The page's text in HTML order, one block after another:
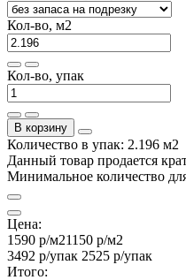
Кол-во, м2
Кол-во, упак
В корзину
Количество в упак: 2.196 м2
Данный товар продается
Минимальное количество
Цена:
1590 р/м21150 р/м2
3492 р/упак 2525 р/упак
Итого: